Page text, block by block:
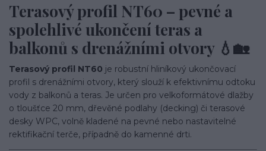
Terasový profil NT60 – pevné a
spolehlivé ukončení teras a
balkonů s drenážními otvory 💧🏡
Terasový profil NT60 je robustní hliníkový ukončovací
profil s drenážními otvory, který slouží k efektivnímu odtoku
vody z balkonů a teras. Je určen pro velkoformátové dlažby
o tloušťce 20 mm, dřevěné podlahy (decking) či terasové
desky WPC, volně kladené na pevné nebo nastavitelné
rektifikační terče, případně do kamenné drti.